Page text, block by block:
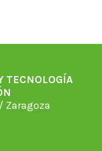
TECNOLOGÍA
Zaragoza